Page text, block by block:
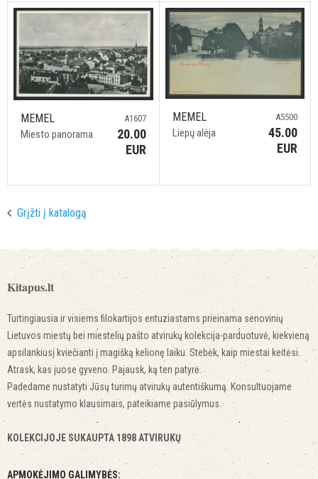
MEMEL
Miesto panorama
A1607
20.00
EUR
MEMEL
Liepų alėja
A5500
45.00
EUR
Grįžti į katalogą
Kitapus.lt
Turtingiausia ir visiems filokartijos entuziastams prieinama senovinių
Lietuvos miestų bei miestelių pašto atvirukų kolekcija-parduotuvė, kiekvieną
apsilankiusį kviečianti į magišką kelionę laiku. Stebėk, kaip miestai keitėsi.
Atrask, kas juose gyveno. Pajausk, ką ten patyrė.
Padedame nustatyti Jūsų turimų atvirukų autentiškumą. Konsultuojame
vertės nustatymo klausimais, pateikiame pasiūlymus.
KOLEKCIJOJE SUKAUPTA 1898 ATVIRUKŲ
APMOKĖJIMO GALIMYBĖS: